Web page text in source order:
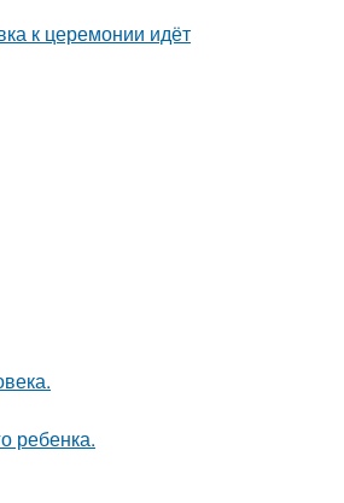
к церемонии идёт
ребенка.